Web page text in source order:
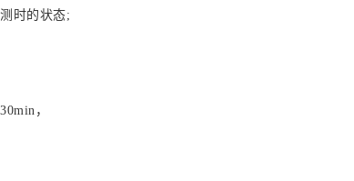
时的状态;
，